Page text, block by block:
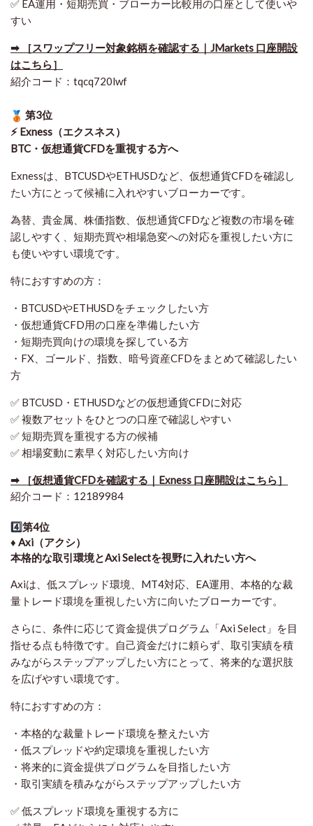
✅ EA運用・短期売買・ブローカー比較用の口座として使いや
すい
➡ ［スワップフリー対象銘柄を確認する｜JMarkets 口座開設
はこちら］
紹介コード：tqcq720lwf
第3位
⚡ Exness（エクスネス）
BTC・仮想通貨CFDを重視する方へ
Exnessは、BTCUSDやETHUSDなど、仮想通貨CFDを確認し
たい方にとって候補に入れやすいブローカーです。
為替、貴金属、株価指数、仮想通貨CFDなど複数の市場を確
認しやすく、短期売買や相場急変への対応を重視したい方に
も使いやすい環境です。
特におすすめの方：
・BTCUSDやETHUSDをチェックしたい方
・仮想通貨CFD用の口座を準備したい方
・短期売買向けの環境を探している方
・FX、ゴールド、指数、暗号資産CFDをまとめて確認したい
方
✅ BTCUSD・ETHUSDなどの仮想通貨CFDに対応
✅ 複数アセットをひとつの口座で確認しやすい
✅ 短期売買を重視する方の候補
✅ 相場変動に素早く対応したい方向け
➡ ［仮想通貨CFDを確認する｜Exness 口座開設はこちら］
紹介コード：12189984
4️⃣第4位
♦️ Axi（アクシ）
本格的な取引環境とAxi Selectを視野に入れたい方へ
Axiは、低スプレッド環境、MT4対応、EA運用、本格的な裁
量トレード環境を重視したい方に向いたブローカーです。
さらに、条件に応じて資金提供プログラム「Axi Select」を目
指せる点も特徴です。自己資金だけに頼らず、取引実績を積
みながらステップアップしたい方にとって、将来的な選択肢
を広げやすい環境です。
特におすすめの方：
・本格的な裁量トレード環境を整えたい方
・低スプレッドや約定環境を重視したい方
・将来的に資金提供プログラムを目指したい方
・取引実績を積みながらステップアップしたい方
✅ 低スプレッド環境を重視する方に